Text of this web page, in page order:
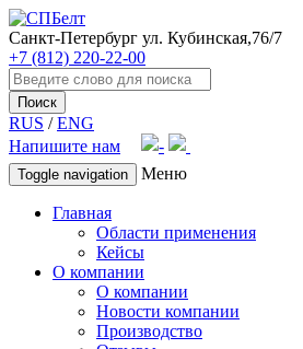
Санкт-Петербург ул. Кубинская,76/7
+7 (812) 220-22-00
Поиск
RUS /ENG
Напишите нам
Toggle navigation Меню
Главная
Области применения
Кейсы
О компании
О компании
Новости компании
Производство